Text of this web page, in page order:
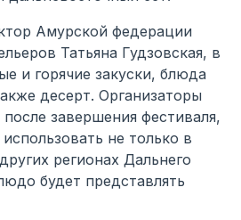
Амурской федерации
Татьяна Гудзовская, в
и горячие закуски, блюда
десерт. Организаторы
завершения фестиваля,
не только в
регионах Дальнего
будет представлять